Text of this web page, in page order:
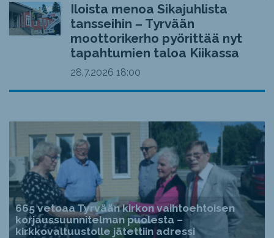
Iloista menoa Sikajuhlista
tansseihin – Tyrvään
moottorikerho pyörittää nyt
tapahtumien taloa Kiikassa
28.7.2026 18:00
665 vetoaa Tyrvään kirkon vaihtoehtoisen
korjaussuunnitelman puolesta –
kirkkovaltuustolle jätettiin adressi